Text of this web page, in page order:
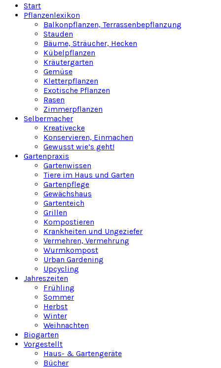
Start
Pflanzenlexikon
Balkonpflanzen, Terrassenbepflanzung
Stauden
Bäume, Sträucher, Hecken
Kübelpflanzen
Kräutergarten
Gemüse
Kletterpflanzen
Exotische Pflanzen
Rasen
Zimmerpflanzen
Selbermacher
Kreativecke
Konservieren, Einmachen
Gewusst wie’s geht!
Gartenpraxis
Gartenwissen
Tiere im Haus und Garten
Gartenpflege
Gewächshaus
Gartenteich
Grillen
Kompostieren
Krankheiten und Ungeziefer
Vermehren, Vermehrung
Wurmkompost
Urban Gardening
Upcycling
Jahreszeiten
Frühling
Sommer
Herbst
Winter
Weihnachten
Biogarten
Vorgestellt
Haus- & Gartengeräte
Bücher